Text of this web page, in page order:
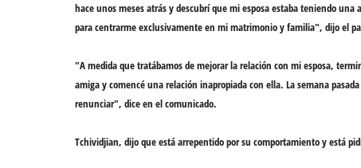
hace unos meses atrás ydescubrí que mi esposa estaba teniendo una
para centrarme exclusivamente en mimatrimonio y familia", dijo el
"A medida que tratábamos de mejorar la relación con mi esposa,
amiga ycomencé una relación inapropiadacon ella. La semana
renunciar", dice en el comunicado.
Tchividjian, dijo queestá arrepentidopor su comportamiento y está